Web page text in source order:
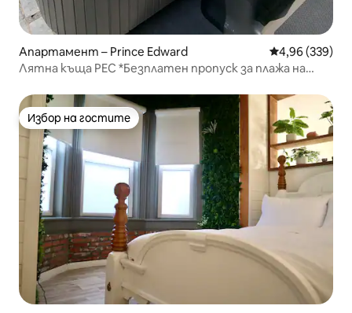
Апартамент – Prince Edward Средна
4,96 (339)
Лятна къща PEC *Безплатен пропуск за плажа на
Избор на гостите
Избор на гостите